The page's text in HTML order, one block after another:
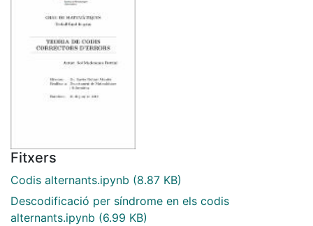
Fitxers
Codis alternants.ipynb (8.87 KB)
Descodificació per síndrome en els codis
alternants.ipynb (6.99 KB)